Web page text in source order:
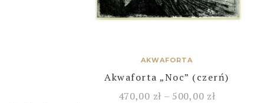
AKWAFORTA
Akwaforta „Noc” (czerń)
470,00 zł – 500,00 zł